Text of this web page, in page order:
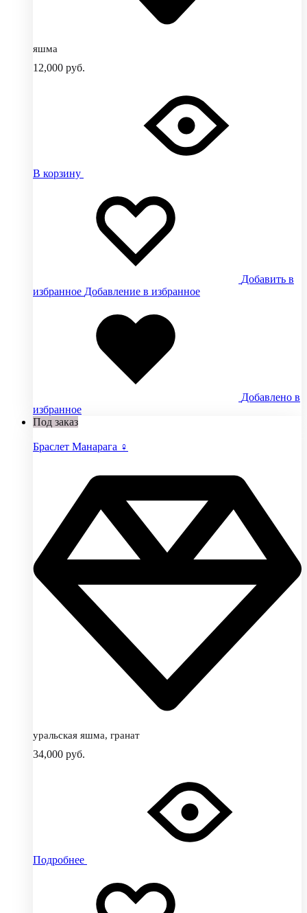
яшма
12,000 руб.
В корзину
Добавить в
избранное Добавление в избранное
Добавлено в
избранное
Под заказ
Браслет Манарага ♀
уральская яшма, гранат
34,000 руб.
Подробнее